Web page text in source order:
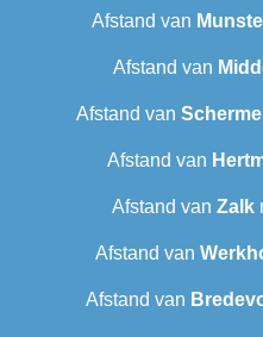
Afstand van
Afstand van
Afstand van
Afstand van
Afstand van Zalk
Afstand van
Afstand van